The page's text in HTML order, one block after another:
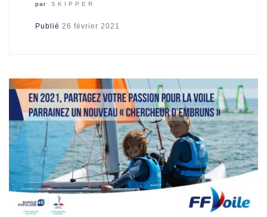
par SKIPPER
Publié26 février 2021